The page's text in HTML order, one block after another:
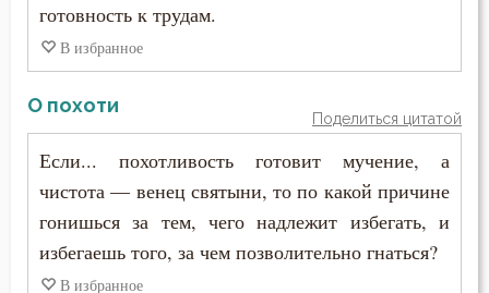
Намерение
Наслаждение
Насмешка
Начальство
Ненависть
Симеон Благоговейный
Симеон Солунский
Тихон Задонский
готовность к трудам.
В избранное
О похоти
Поделиться цитатой
Если... похотливость готовит мучение, а
чистота — венец святыни, то по какой причине
гонишься за тем, чего надлежит избегать, и
избегаешь того, за чем позволительно гнаться?
В избранное